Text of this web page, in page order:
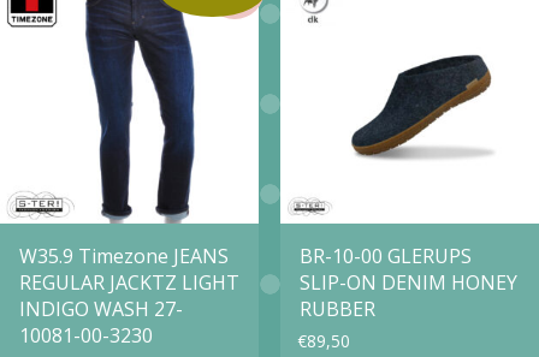
variaties.
Deze
optie
kan
gekozen
worden
op
de
Deze
optie
op
de
W35.9 Timezone JEANS
REGULAR JACKTZ LIGHT
INDIGO WASH 27-
10081-00-3230
BR-10-00 GLERUPS
SLIP-ON DENIM HONEY
RUBBER
€89,50